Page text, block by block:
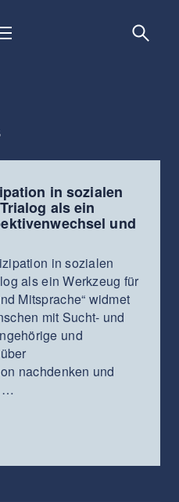
in sozialen
als ein
und
in sozialen
als ein Werkzeug für
Mitsprache“ widmet
mit Sucht- und
und
nachdenken und
…